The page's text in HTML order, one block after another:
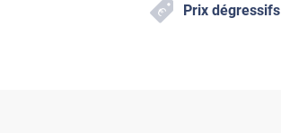
Prix dégressifs